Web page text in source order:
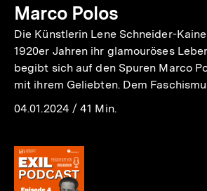
Marco Polos
Die Künstlerin Lene Schneider-
1920er Jahren ihr glamouröses
begibt sich auf den Spuren Marco
mit ihrem Geliebten. Dem
04.01.2024 /41 Min.